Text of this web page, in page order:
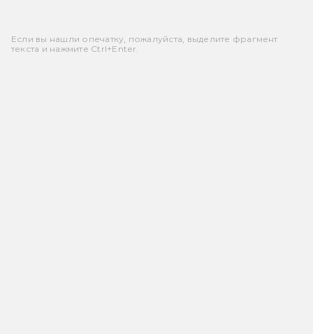
Если вы нашли опечатку, пожалуйста, выделите фрагмент
текста и нажмите Ctrl+Enter.